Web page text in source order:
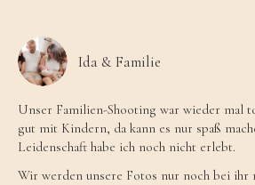
Ida & Familie
Unser Familien-Shooting war wieder mal
gut mit Kindern, da kann es nur spaß
Leidenschaft habe ich noch nicht erlebt.
Wir werden unsere Fotos nur noch bei ihr